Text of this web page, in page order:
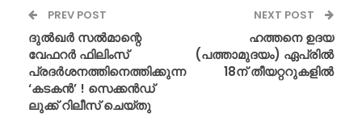
PREV POST
ദുൽഖർ സൽമാന്റെ
വേഫറർ ഫിലിംസ്
പ്രദർശനത്തിനെത്തിക്കുന്ന
‘കടകൻ’ ! സെക്കൻഡ്
ലുക്ക് റിലീസ് ചെയ്തു
NEXT POST
ഹത്തനെ ഉദയ
(പത്താമുദയം) ഏപ്രിൽ
18ന് തീയറ്ററുകളിൽ